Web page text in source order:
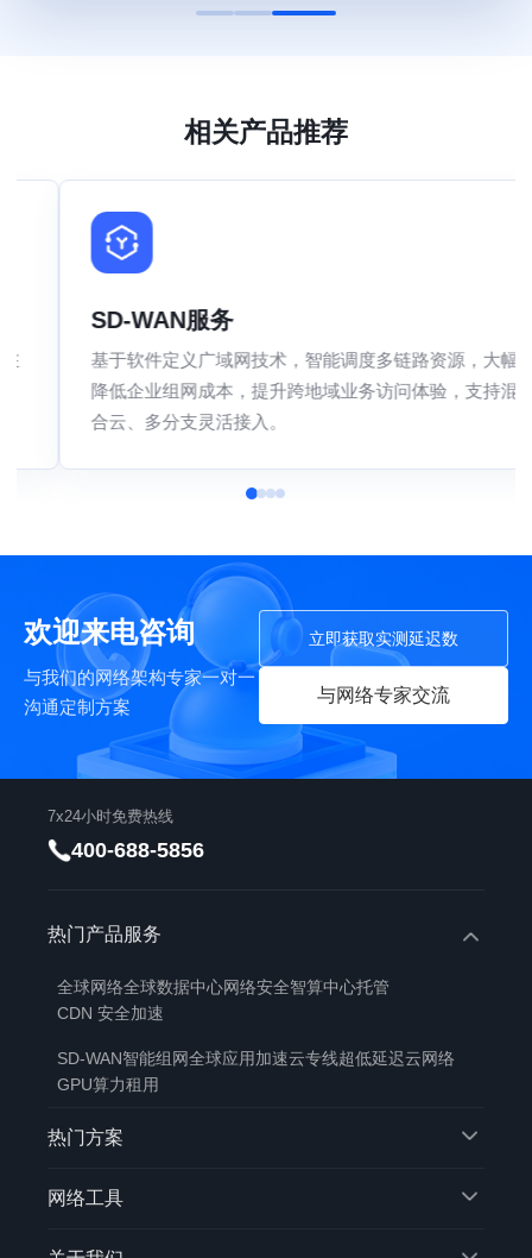
相关产品推荐
域网技术，智能调度多链路资源，大幅
本，提升跨地域业务访问体验，支持混
活接入。
为企业提供独享
组网，满足超大
欢迎来电咨询
与我们的网络架构专家一对一
沟通定制方案
立即获取实测延迟数
与网络专家交流
7x24小时免费热线
400-688-5856
热门产品服务
全球网络全球数据中心网络安全智算中心托管
CDN 安全加速
SD-WAN智能组网全球应用加速云专线超低延迟云网络
GPU算力租用
热门方案
网络工具